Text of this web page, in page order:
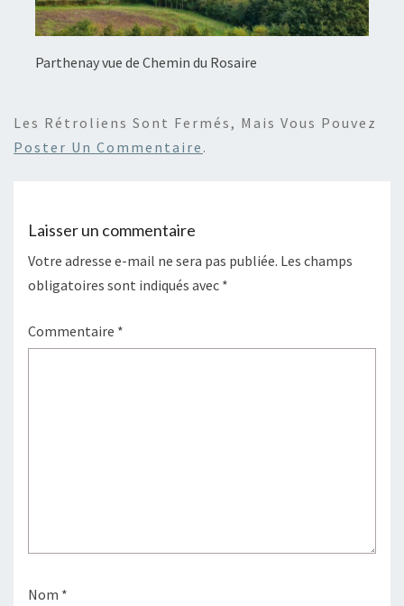
Parthenay vue de Chemin du Rosaire
Les Rétroliens Sont Fermés, Mais Vous Pouvez
Poster Un Commentaire .
Laisser un commentaire
Votre adresse e-mail ne sera pas publiée. Les champs
obligatoires sont indiqués avec *
Commentaire *
Nom *